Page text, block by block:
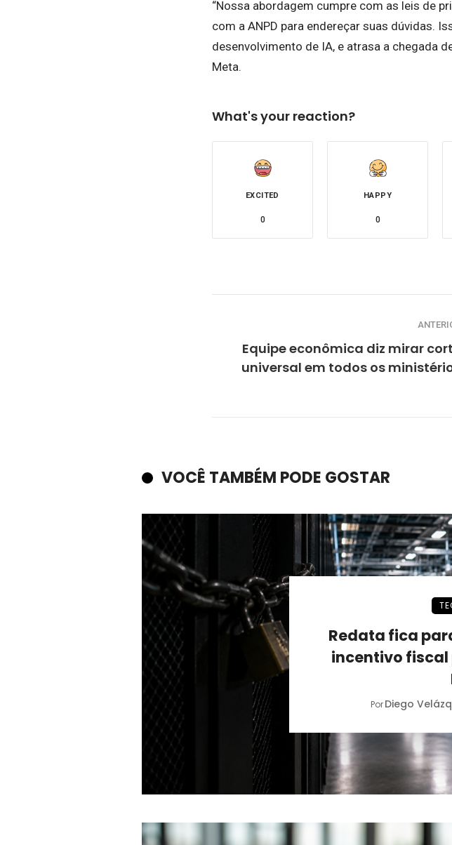
“Nossa abordagem cumpre com as leis de
com a ANPD para endereçar suas dúvidas.
desenvolvimento de IA, e atrasa a chegada
Meta.
What's your reaction?
EXCITED
0
HAPPY
0
Equipe econômica diz mirar
universal em todos os
VOCÊ TAMBÉM PODE GOSTAR
Redata fica
incentivo
PorDiego